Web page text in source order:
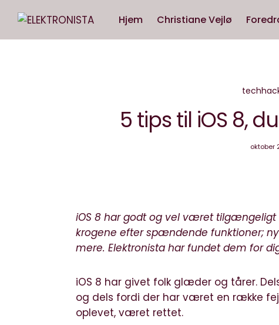
Hjem Christiane Vejlø
5 tips til iOS 8,
oktober
iOS 8 har godt og vel været
krogene efter spændende funktioner;
mere. Elektronista har fundet dem for
iOS 8 har givet folk glæder og tårer.
og dels fordi der har været en række
oplevet, været rettet.